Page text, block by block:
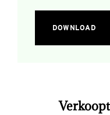
DOWNLOAD